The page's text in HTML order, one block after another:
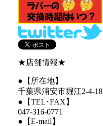
★店舗情報★
●【所在地】
千葉県浦安市堀江2-4-18
●【TEL･FAX】
047-316-0771
●【E-mail】